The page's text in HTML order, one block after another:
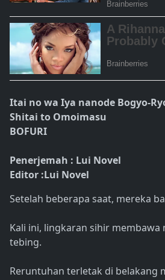
Itai no wa Iya nanode Bogyo-
Shitai to Omoimasu
BOFURI
Penerjemah : Lui Novel
Editor :Lui Novel
Setelah beberapa saat, mereka
Kali ini, lingkaran sihir membawa
tebing.
Reruntuhan terletak di belakang